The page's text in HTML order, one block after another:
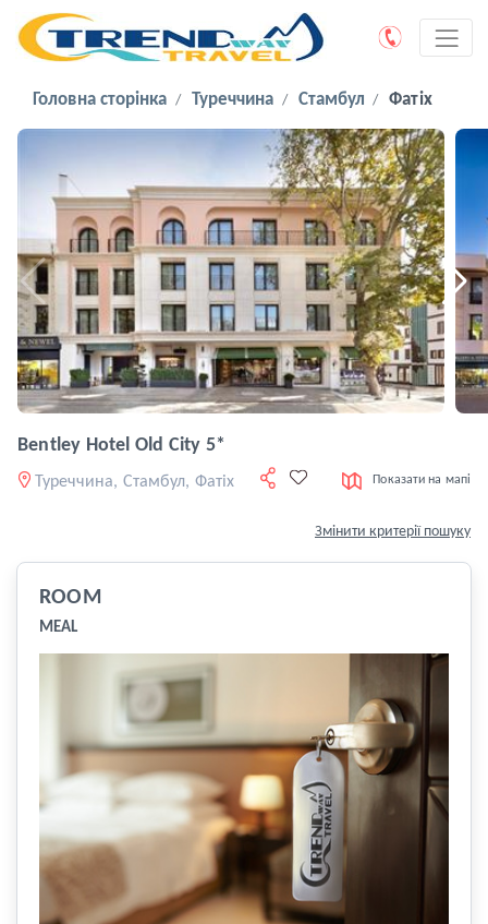
Головна сторінка Туреччина Стамбул Фатіх
Bentley Hotel Old City 5*
Туреччина, Стамбул, Фатіх Показати на мапі
Змінити критерії пошуку
ROOM
MEAL